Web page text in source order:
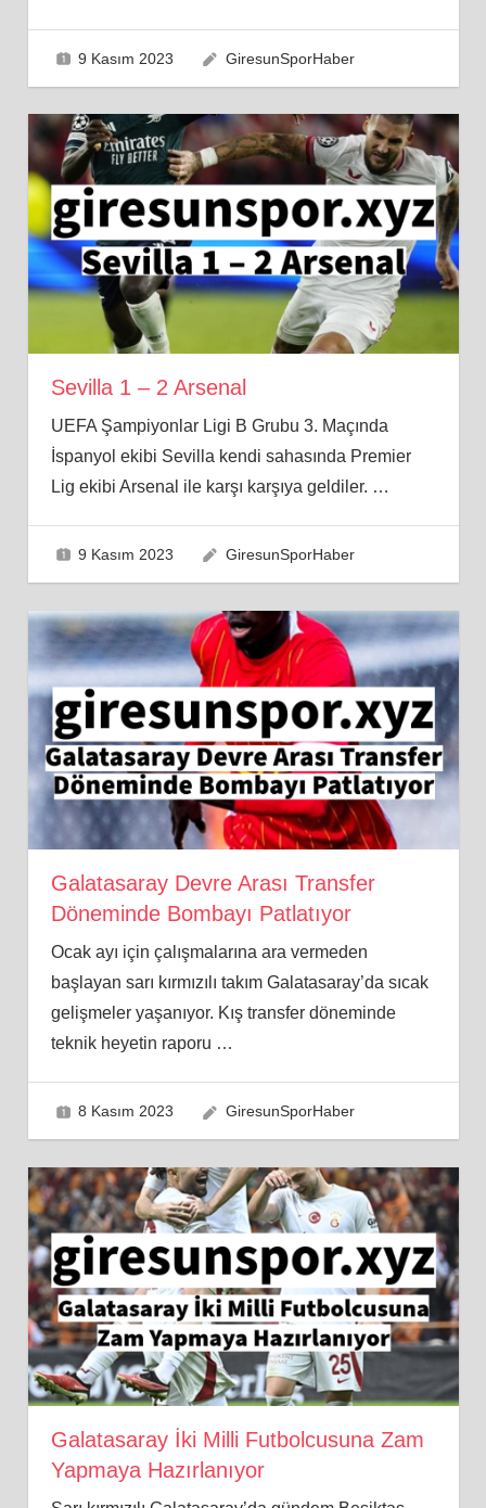
9 Kasım 2023 GiresunSporHaber
Sevilla 1 – 2 Arsenal
UEFA Şampiyonlar Ligi B Grubu 3. Maçında
İspanyol ekibi Sevilla kendi sahasında Premier
Lig ekibi Arsenal ile karşı karşıya geldiler. …
9 Kasım 2023 GiresunSporHaber
Galatasaray Devre Arası Transfer
Döneminde Bombayı Patlatıyor
Ocak ayı için çalışmalarına ara vermeden
başlayan sarı kırmızılı takım Galatasaray’da sıcak
gelişmeler yaşanıyor. Kış transfer döneminde
teknik heyetin raporu …
8 Kasım 2023 GiresunSporHaber
Galatasaray İki Milli Futbolcusuna Zam
Yapmaya Hazırlanıyor